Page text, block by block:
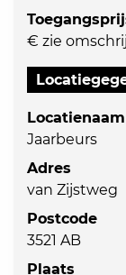
€ zie
Locatienaam
Jaarbeurs
Adres
van Zijstweg
Postcode
3521 AB
Plaats